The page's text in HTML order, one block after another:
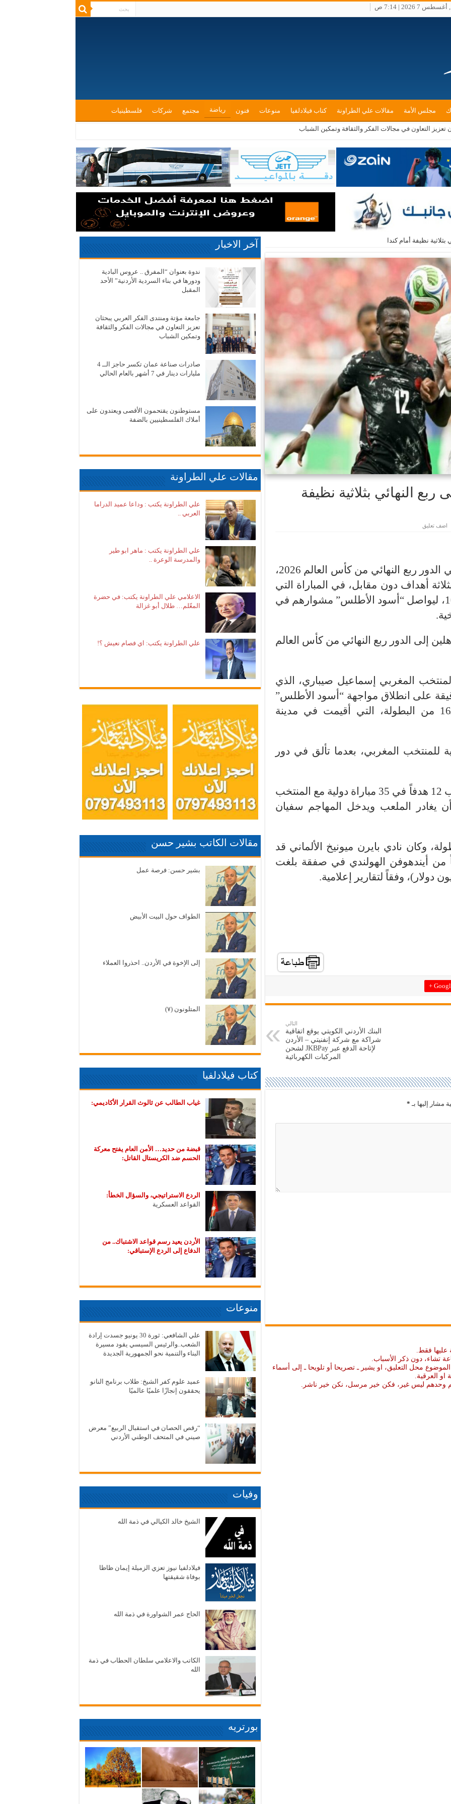
7 2026 | 7:14 ص
مجلس الأمة مقالات علي الطراونة كتاب فيلادلفيا منوعات فنون رياضة مجتمع شركات فلسطينيات
تعزيز التعاون في مجالات الفكر والثقافة وتمكين الشباب
نظيفة أمام كندا
ربع النهائي بثلاثية نظيفة
اضف تعليق
حجز المنتخب المغربي مقعده في الدور ربع النهائي من كأس العالم 2026،
أهداف دون مقابل، في المباراة التي
جمعتهما ضمن منافسات دور الـ16، ليواصل “أسود الأطلس” مشوارهم في
إلى الدور ربع النهائي من كأس العالم
المغربي إسماعيل صيباري، الذي
الملعب بعد مرور نحو 15 دقيقة على انطلاق مواجهة “أسود الأطلس”
أمام كندا، السبت، في دور الـ16 من البطولة، التي أقيمت في مدينة
المغربي، بعدما تألق في دور
وأمسك صيباري (25 عاماً)، صاحب 12 هدفاً في 35 مباراة دولية مع المنتخب
يغادر الملعب ويدخل المهاجم سفيان
وكان نادي بايرن ميونيخ الألماني قد
من أيندهوفن الهولندي في صفقة بلغت
Google
التالي
البنك الأردني الكويتي يوقع اتفاقية
شراكة مع شركة إنفنيتي – الأردن
لإتاحة الدفع عبر JKBPay لشحن
المركبات الكهربائية
مشار إليها بـ *
عليها فقط.
تشاء، دون ذكر الأسباب.
محل التعليق، او يشير ـ تصريحا أو تلويحا ـ إلى أسماء
او العرقية.
وحدهم ليس غير، فكن خير مرسل، نكن خير ناشر.
آخر الاخبار
ندوة بعنوان “المفرق .. عروس البادية
ودورها في بناء السردية الأردنية” الأحد
المقبل
جامعة مؤتة ومنتدى الفكر العربي يبحثان
تعزيز التعاون في مجالات الفكر والثقافة
وتمكين الشباب
صادرات صناعة عمان تكسر حاجز الــ 4
مليارات دينار في 7 أشهر بالعام الحالي
مستوطنون يقتحمون الأقصى ويعتدون على
أملاك الفلسطينيين بالضفة
مقالات علي الطراونة
علي الطراونة يكتب : وداعا عميد الدراما
العربي ..
علي الطراونة يكتب : ماهر ابو طير
والمدرسة الوعرة ..
الاعلامي علي الطراونة يكتب: في حضرة
المعّلم… طلال أبو غزالة
علي الطراونة يكتب: اي فصام نعيش ؟!
مقالات الكاتب بشير حسن
بشير حسن: فرصة عمل
الطواف حول البيت الأبيض
إلى الإخوة في الأردن.. احذروا العملاء
المتلونون (٧)
كتاب فيلادلفيا
غياب الطالب عن ثالوث القرار الأكاديمي:
قبضة من حديد… الأمن العام يفتح معركة
الحسم ضد الكريستال القاتل:
الردع الاستراتيجي، والسؤال الخطأ:
القواعد العسكرية
الأردن يعيد رسم قواعد الاشتباك.. من
الدفاع إلى الردع الإستباقي:
منوعات
علي الشافعي: ثورة 30 يونيو جسدت إرادة
الشعب..والرئيس السيسي يقود مسيرة
البناء والتنمية نحو الجمهورية الجديدة
عميد علوم كفر الشيخ: طلاب برنامج النانو
يحققون إنجازًا علميًا عالميًا
“رقص الحصان في استقبال الربيع” معرض
صيني في المتحف الوطني الأردني
وفيات
الشيخ خالد الكيالي في ذمة الله
فيلادلفيا نيوز تعزي الزميلة إيمان ظاظا
بوفاة شقيقتها
الحاج عمر الشواورة في ذمة الله
الكاتب والاعلامي سلطان الحطاب في ذمة
الله
بورتريه